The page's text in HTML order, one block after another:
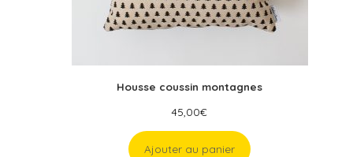
Housse coussin montagnes
45,00€
Ajouter au panier